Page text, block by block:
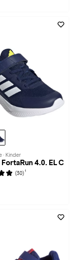
· Kinder
FortaRun 4.0. EL C
(30) 1